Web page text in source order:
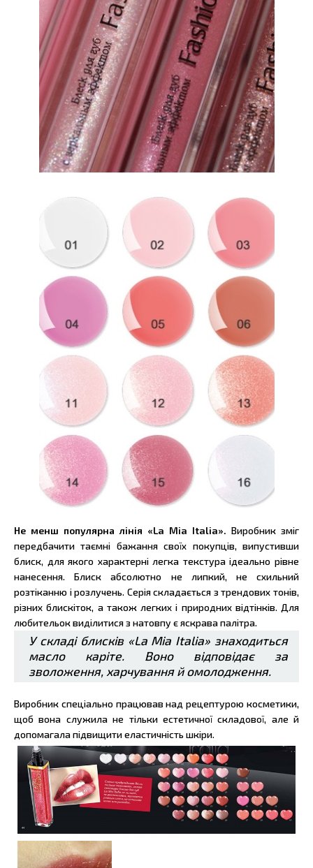
Не менш популярна лінія «La Mia Italia». Виробник зміг
передбачити таємні бажання своїх покупців, випустивши
блиск, для якого характерні легка текстура ідеально рівне
нанесення. Блиск абсолютно не липкий, не схильний
розтіканню і розлучень. Серія складається з трендових тонів,
різних блискіток, а також легких і природних відтінків. Для
любительок виділитися з натовпу є яскрава палітра.
У складі блисків «La Mia Italia» знаходиться
масло каріте. Воно відповідає за
зволоження, харчування й омолодження.
Виробник спеціально працював над рецептурою косметики,
щоб вона служила не тільки естетичної складової, але й
допомагала підвищити еластичність шкіри.